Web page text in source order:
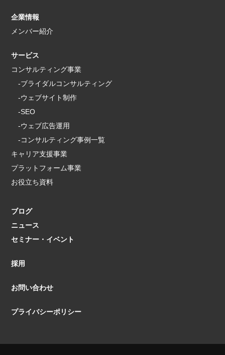
企業情報
メンバー紹介
サービス
コンサルティング事業
-ブライダルコンサルティング
-ウェブサイト制作
-SEO
-ウェブ広告運用
-コンサルティング事例一覧
キャリア支援事業
プラットフォーム事業
お役立ち資料
ブログ
ニュース
セミナー・イベント
採用
お問い合わせ
プライバシーポリシー